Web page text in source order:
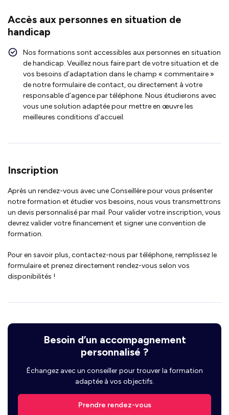
Accès aux personnes en situation de
handicap
Nos formations sont accessibles aux personnes en situation
de handicap. Veuillez nous faire part de votre situation et de
vos besoins d’adaptation dans le champ « commentaire »
de notre formulaire de contact, ou directement à votre
responsable d’agence par téléphone. Nous étudierons avec
vous une solution adaptée pour mettre en œuvre les
meilleures conditions d’accueil.
Inscription
Après un rendez-vous avec une Conseillère pour vous présenter
notre formation et étudier vos besoins, nous vous transmettrons
un devis personnalisé par mail. Pour valider votre inscription, vous
devrez valider votre financement et signer une convention de
formation.
Pour en savoir plus, contactez-nous par téléphone, remplissez le
formulaire et prenez directement rendez-vous selon vos
disponibilités !
Besoin d’un accompagnement
personnalisé ?
Échangez avec un conseiller pour trouver la formation
adaptée à vos objectifs.
Prendre rendez-vous